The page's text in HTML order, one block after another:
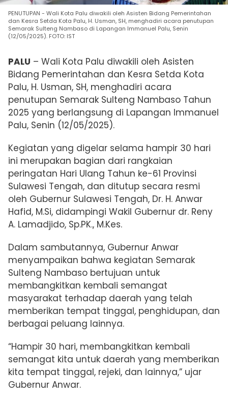
PENUTUPAN - Wali Kota Palu diwakili oleh Asisten Bidang Pemerintahan
dan Kesra Setda Kota Palu, H. Usman, SH, menghadiri acara penutupan
Semarak Sulteng Nambaso di Lapangan Immanuel Palu, Senin
(12/05/2025). FOTO: IST
PALU – Wali Kota Palu diwakili oleh Asisten
Bidang Pemerintahan dan Kesra Setda Kota
Palu, H. Usman, SH, menghadiri acara
penutupan Semarak Sulteng Nambaso Tahun
2025 yang berlangsung di Lapangan Immanuel
Palu, Senin (12/05/2025).
Kegiatan yang digelar selama hampir 30 hari
ini merupakan bagian dari rangkaian
peringatan Hari Ulang Tahun ke-61 Provinsi
Sulawesi Tengah, dan ditutup secara resmi
oleh Gubernur Sulawesi Tengah, Dr. H. Anwar
Hafid, M.Si, didampingi Wakil Gubernur dr. Reny
A. Lamadjido, Sp.PK., M.Kes.
Dalam sambutannya, Gubernur Anwar
menyampaikan bahwa kegiatan Semarak
Sulteng Nambaso bertujuan untuk
membangkitkan kembali semangat
masyarakat terhadap daerah yang telah
memberikan tempat tinggal, penghidupan, dan
berbagai peluang lainnya.
“Hampir 30 hari, membangkitkan kembali
semangat kita untuk daerah yang memberikan
kita tempat tinggal, rejeki, dan lainnya,” ujar
Gubernur Anwar.